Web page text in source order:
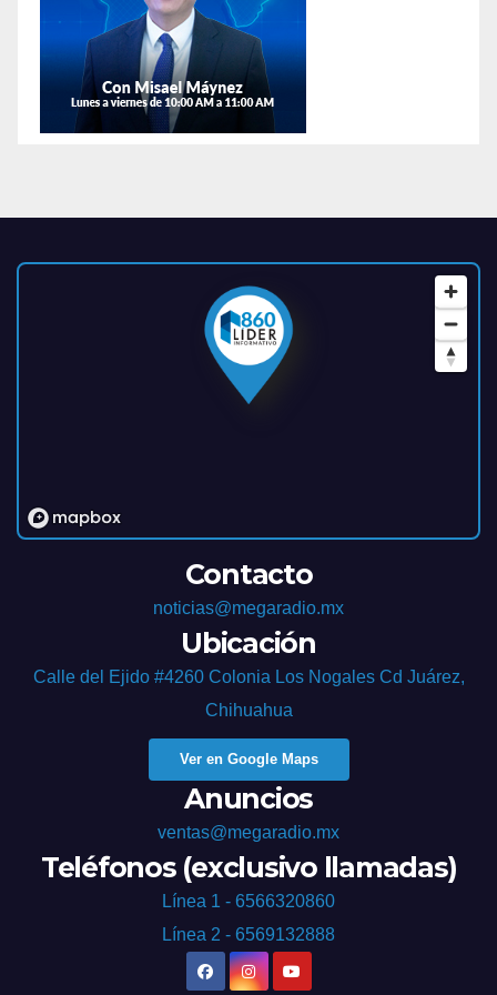
Contacto
noticias@megaradio.mx
Ubicación
Calle del Ejido #4260 Colonia Los Nogales Cd Juárez,
Chihuahua
Ver en Google Maps
Anuncios
ventas@megaradio.mx
Teléfonos (exclusivo llamadas)
Línea 1 - 6566320860
Línea 2 - 6569132888